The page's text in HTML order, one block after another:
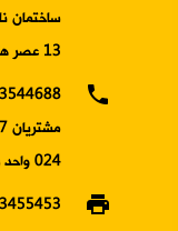
13 عصر ها 16 الی19)
phone
024 واحد روابط عمومی
print